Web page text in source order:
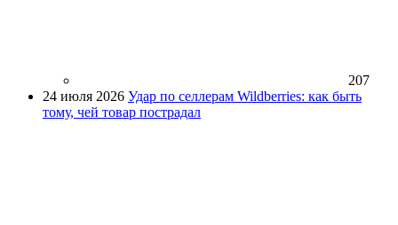
207
24 июля 2026 Удар по селлерам Wildberries: как быть
тому, чей товар пострадал